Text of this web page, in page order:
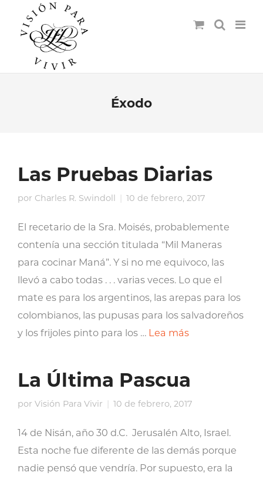
Éxodo
Las Pruebas Diarias
por Charles R. Swindoll 10 de febrero, 2017
El recetario de la Sra. Moisés, probablemente
contenía una sección titulada “Mil Maneras
para cocinar Maná”. Y si no me equivoco, las
llevó a cabo todas . . . varias veces. Lo que el
mate es para los argentinos, las arepas para los
colombianos, las pupusas para los salvadoreños
y los frijoles pinto para los … Lea más
La Última Pascua
por Visión Para Vivir 10 de febrero, 2017
14 de Nisán, año 30 d.C. Jerusalén Alto, Israel.
Esta noche fue diferente de las demás porque
nadie pensó que vendría. Por supuesto, era la